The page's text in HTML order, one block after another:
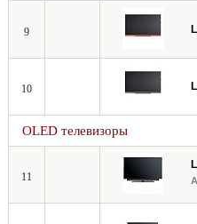
9
10
OLED телевизоры
11